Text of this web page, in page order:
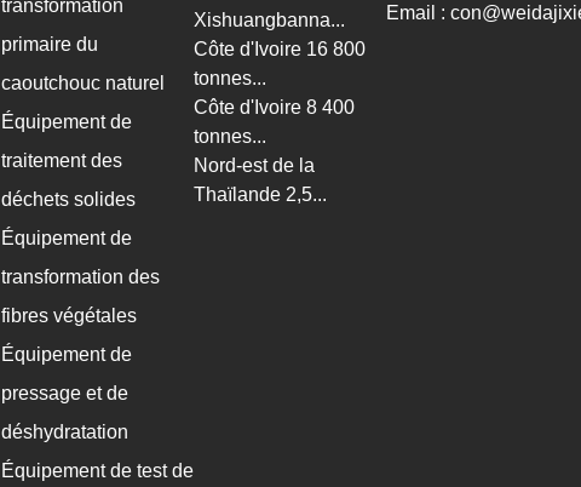
transformation
primaire du
caoutchouc naturel
Équipement de
traitement des
déchets solides
Équipement de
transformation des
fibres végétales
Équipement de
pressage et de
déshydratation
Équipement de test de
Xishuangbanna...
Côte d'Ivoire 16 800
tonnes...
Côte d'Ivoire 8 400
tonnes...
Nord-est de la
Thaïlande 2,5...
Email :